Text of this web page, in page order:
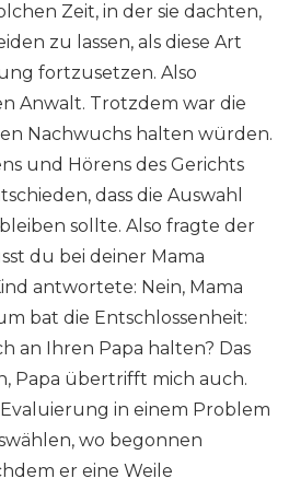
Zeit, in der sie dachten,
zu lassen, als diese Art
fortzusetzen. Also
Anwalt. Trotzdem war die
Nachwuchs halten würden.
und Hörens des Gerichts
dass die Auswahl
sollte. Also fragte der
du bei deiner Mama
antwortete: Nein, Mama
bat die Entschlossenheit:
an Ihren Papa halten? Das
Papa übertrifft mich auch.
in einem Problem
wo begonnen
er eine Weile